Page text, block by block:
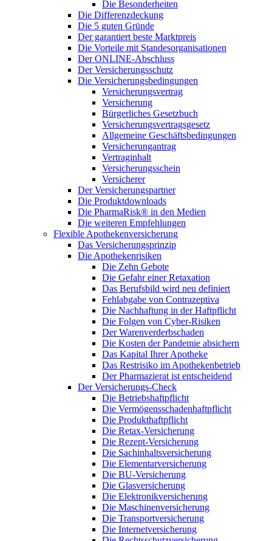
Die Besonderheiten
Die Differenzdeckung
Die 5 guten Gründe
Der garantiert beste Marktpreis
Die Vorteile mit Standesorganisationen
Der ONLINE-Abschluss
Der Versicherungsschutz
Die Versicherungsbedingungen
Versicherungsvertrag
Versicherung
Bürgerliches Gesetzbuch
Versicherungsvertragsgesetz
Allgemeine Geschäftsbedingungen
Versicherungantrag
Vertraginhalt
Versicherungsschein
Versicherer
Der Versicherungspartner
Die Produktdownloads
Die PharmaRisk® in den Medien
Die weiteren Empfehlungen
Flexible Apothekenversicherung
Das Versicherungsprinzip
Die Apothekenrisiken
Die Zehn Gebote
Die Gefahr einer Retaxation
Das Berufsbild wird neu definiert
Fehlabgabe von Contrazeptiva
Die Nachhaftung in der Haftpflicht
Die Folgen von Cyber-Risiken
Der Warenverderbschaden
Die Kosten der Pandemie absichern
Das Kapital Ihrer Apotheke
Das Restrisiko im Apothekenbetrieb
Der Pharmazierat ist entscheidend
Der Versicherungs-Check
Die Betriebshaftpflicht
Die Vermögensschadenhaftpflicht
Die Produkthaftpflicht
Die Retax-Versicherung
Die Rezept-Versicherung
Die Sachinhaltsversicherung
Die Elementarversicherung
Die BU-Versicherung
Die Glasversicherung
Die Elektronikversicherung
Die Maschinenversicherung
Die Transportversicherung
Die Internetversicherung